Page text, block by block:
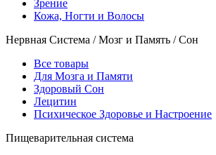
Зрение
Кожа, Ногти и Волосы
Нервная Система / Мозг и Память / Сон
Все товары
Для Мозга и Памяти
Здоровый Сон
Лецитин
Психическое Здоровье и Настроение
Пищеварительная система